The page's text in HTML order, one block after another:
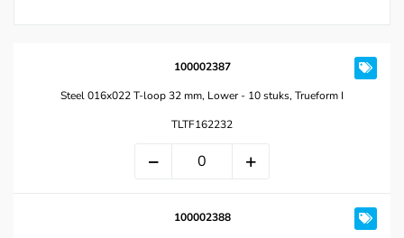
100002387
Steel 016x022 T-loop 32 mm, Lower - 10 stuks, Trueform I
TLTF162232
100002388